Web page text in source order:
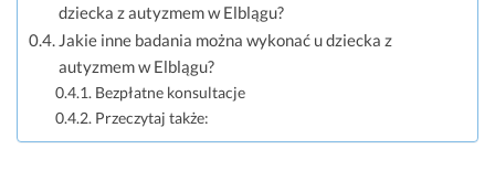
dziecka z autyzmem w Elblągu?
Jakie inne badania można wykonać u dziecka z
autyzmem w Elblągu?
Bezpłatne konsultacje
Przeczytaj także: